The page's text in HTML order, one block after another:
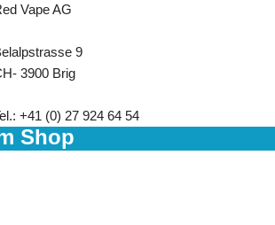
Vape AG
9
3900 Brig
+41 (0) 27 924 64 54
Shop